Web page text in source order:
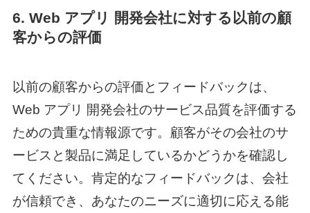
6. Web アプリ 開発会社に対する以前の顧
客からの評価
以前の顧客からの評価とフィードバックは、
Web アプリ 開発会社のサービス品質を評価する
ための貴重な情報源です。顧客がその会社のサ
ービスと製品に満足しているかどうかを確認し
てください。肯定的なフィードバックは、会社
が信頼でき、あなたのニーズに適切に応える能